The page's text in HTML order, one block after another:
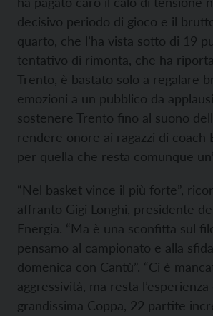
decisivo periodo di gioco e il
quarto, che l’ha vista sotto di 19
tentativo di rimonta, che ha
Trento, è bastato solo a regalare
emozioni a un pubblico da
sostenere Trento fino al suono
rendere onore ai ragazzi di coach
per quella che resta comunque
“Nel basket vince il più forte”,
affranto Gigi Longhi, presidente
Energia. “Ma è una sconfitta sul
pensamo al campionato e alla
domenica con Cantù”. “Ci è
aggressività, ma resta l’esperienza
grandissima Coppa, 22 partite